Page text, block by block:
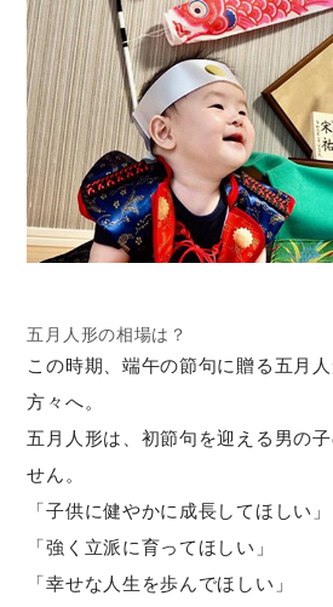
五月人形の相場は？
この時期、端午の節句に贈る五月
方々へ。
五月人形は、初節句を迎える男の
せん。
「子供に健やかに成長してほしい」
「強く立派に育ってほしい」
「幸せな人生を歩んでほしい」